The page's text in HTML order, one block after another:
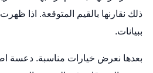
ذلك نقارنها بالقيم المتوقعة. اذا
ببيانات.
بعدها نعرض خيارات مناسبة. دعسة